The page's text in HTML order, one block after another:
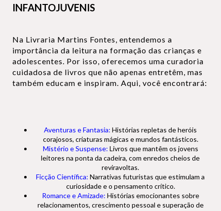
INFANTOJUVENIS
Na Livraria Martins Fontes, entendemos a
importância da leitura na formação das crianças e
adolescentes. Por isso, oferecemos uma curadoria
cuidadosa de livros que não apenas entretêm, mas
também educam e inspiram. Aqui, você encontrará:
Aventuras e Fantasia: Histórias repletas de heróis
corajosos, criaturas mágicas e mundos fantásticos.
Mistério e Suspense: Livros que mantêm os jovens
leitores na ponta da cadeira, com enredos cheios de
reviravoltas.
Ficção Científica: Narrativas futuristas que estimulam a
curiosidade e o pensamento crítico.
Romance e Amizade: Histórias emocionantes sobre
relacionamentos, crescimento pessoal e superação de